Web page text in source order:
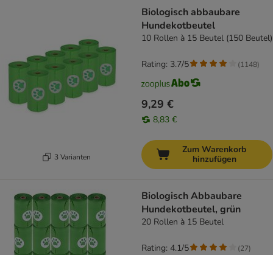
3 Varianten
Biologisch abbaubare
Hundekotbeutel
10 Rollen à 15 Beutel (150 Beutel)
9,29 €
8,83 €
Rating: 3.7/5 (1148)
Zum Warenkorb
hinzufügen
Biologisch Abbaubare
Hundekotbeutel, grün
20 Rollen à 15 Beutel
Rating: 4.1/5 (27)